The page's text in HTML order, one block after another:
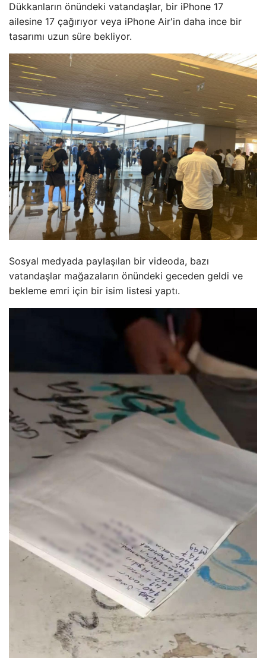
Dükkanların önündeki vatandaşlar, bir iPhone 17
ailesine 17 çağırıyor veya iPhone Air'in daha ince bir
tasarımı uzun süre bekliyor.
Sosyal medyada paylaşılan bir videoda, bazı
vatandaşlar mağazaların önündeki geceden geldi ve
bekleme emri için bir isim listesi yaptı.